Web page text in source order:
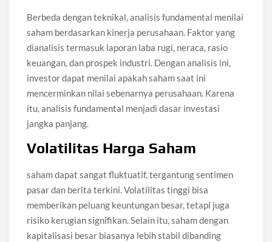
Berbeda dengan teknikal, analisis fundamental menilai
saham berdasarkan kinerja perusahaan. Faktor yang
dianalisis termasuk laporan laba rugi, neraca, rasio
keuangan, dan prospek industri. Dengan analisis ini,
investor dapat menilai apakah saham saat ini
mencerminkan nilai sebenarnya perusahaan. Karena
itu, analisis fundamental menjadi dasar investasi
jangka panjang.
Volatilitas Harga Saham
saham dapat sangat fluktuatif, tergantung sentimen
pasar dan berita terkini. Volatilitas tinggi bisa
memberikan peluang keuntungan besar, tetapi juga
risiko kerugian signifikan. Selain itu, saham dengan
kapitalisasi besar biasanya lebih stabil dibanding